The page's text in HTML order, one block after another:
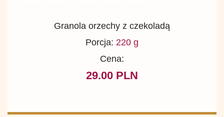
Granola orzechy z czekoladą
Porcja: 220 g
Cena:
29.00 PLN